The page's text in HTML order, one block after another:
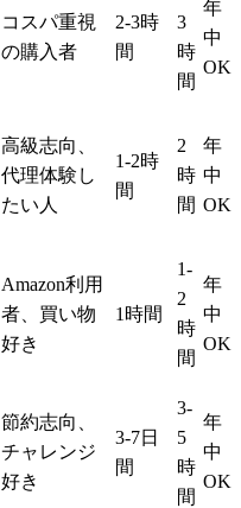
コスパ重視
の購入者
2-3時
間
3
時
間
年
中
OK
高級志向、
代理体験し
たい人
1-2時
間
2
時
間
年
中
OK
Amazon利用
者、買い物
好き
1時間
1-
2
時
間
年
中
OK
節約志向、
チャレンジ
好き
3-7日
間
3-
5
時
間
年
中
OK